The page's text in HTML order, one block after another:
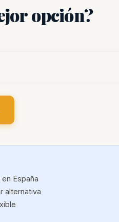
opción?
España
alternativa